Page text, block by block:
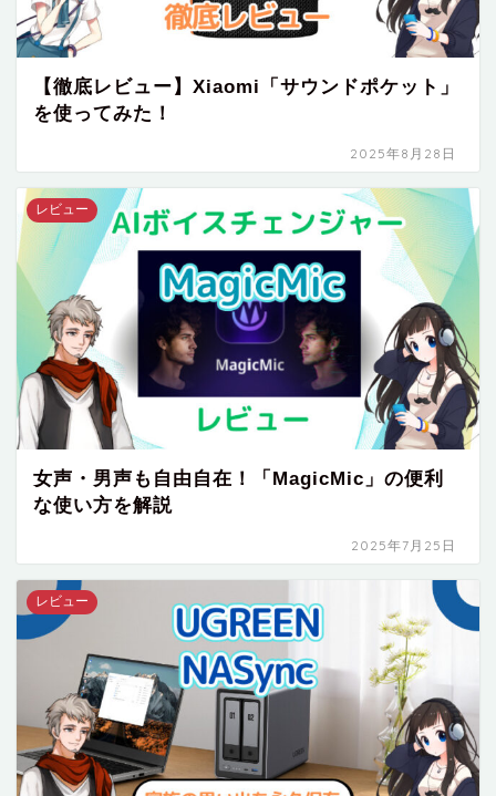
【徹底レビュー】Xiaomi「サウンドポケット」
を使ってみた！
2025年8月28日
レビュー
女声・男声も自由自在！「MagicMic」の便利
な使い方を解説
2025年7月25日
レビュー